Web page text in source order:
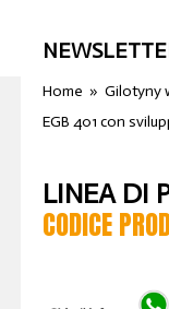
Home »Gilotyny
EGB 401 con
LINEA DI
CODICE